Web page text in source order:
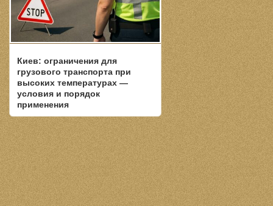
Киев: ограничения для
грузового транспорта при
высоких температурах —
условия и порядок
применения